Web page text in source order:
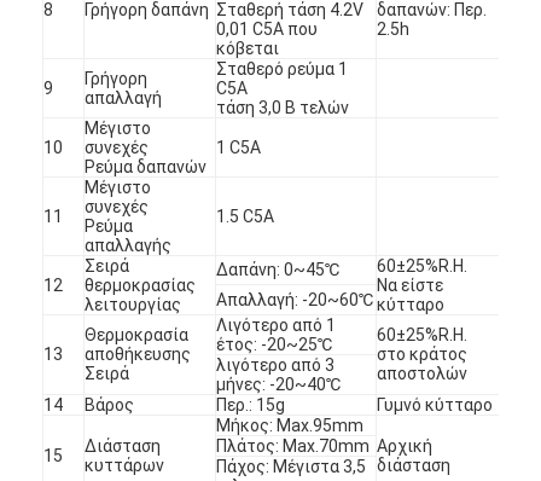
Σπίτι
Προϊόντα
Περίπου εμείς
8 Γρήγορη δαπάνη Σταθερή τάση 4.2V
0,01 C5A που
κόβεται
δαπανών: Περ.
2.5h
9
Γρήγορη
απαλλαγή
Σταθερό ρεύμα 1
C5A
τάση 3,0 Β τελών
10
Μέγιστο
συνεχές
Ρεύμα δαπανών
1 C5A
11
Μέγιστο
συνεχές
Ρεύμα
απαλλαγής
1.5 C5A
12
Σειρά
θερμοκρασίας
λειτουργίας
Δαπάνη: 0~45℃
60±25%R.H.
Να είστε
κύτταρο
Απαλλαγή: -20~60℃
13
Θερμοκρασία
αποθήκευσης
Σειρά
Λιγότερο από 1
έτος: -20~25℃
60±25%R.H.
στο κράτος
αποστολών
λιγότερο από 3
μήνες: -20~40℃
14
Βάρος Περ.: 15g Γυμνό κύτταρο
15
Διάσταση
κυττάρων
Μήκος: Max.95mm
Αρχική
διάσταση
Πλάτος: Max.70mm
Πάχος: Μέγιστα 3,5